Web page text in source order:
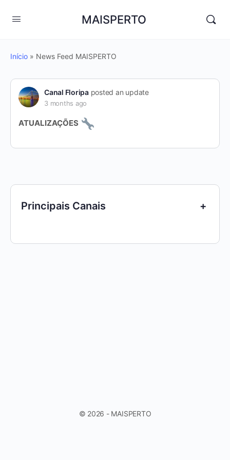
MAISPERTO
Início » News Feed MAISPERTO
Canal Floripaposted an update
3 months ago
ATUALIZAÇÕES
Principais Canais +
© 2026 - MAISPERTO